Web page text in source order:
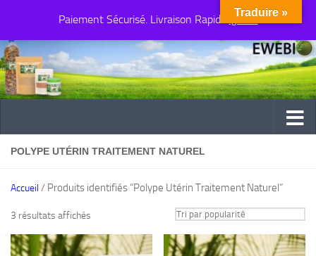
Paiement Sécurisé. Livraison Rapide Ignorer
Au dessous du contenu
POLYPE UTÉRIN TRAITEMENT NATUREL
Accueil / Produits identifiés “Polype Utérin Traitement Naturel”
3 résultats affichés
par
popularité
Traduire »